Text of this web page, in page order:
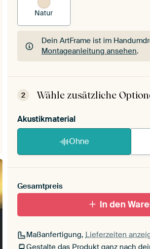
Natur
Dein ArtFrame ist im
Montageanleitung ansehen.
Dein ArtFrame ist im
2 Wähle zusätzliche
Akustikmaterial
Ohne
Gesamtpreis
In den
Maßanfertigung, Lieferzeiten